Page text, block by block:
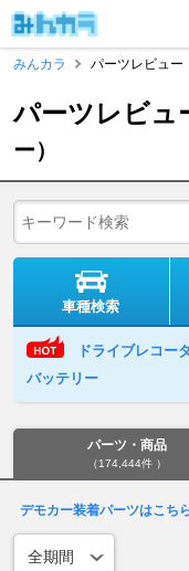
みんカラ
パーツレビュー
パーツレビュ
ー）
車種検索
ドライブレコー
バッテリー
パーツ・商品
（174,444件 ）
デモカー装着パーツはこち